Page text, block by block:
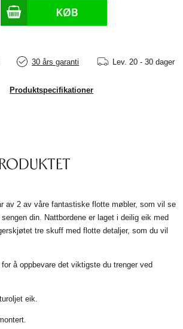
30 års garanti Lev. 20 - 30 dager
Produktspecifikationer
av 2 av våre fantastiske flotte møbler, som vil se
din. Nattbordene er laget i deilig eik med
tre skuff med flotte detaljer, som du vil
for å oppbevare det viktigste du trenger ved
eik.